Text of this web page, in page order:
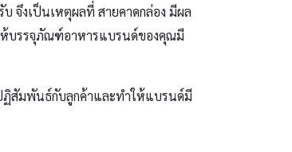
จึงเป็นเหตุผลที่ สายคาดกล่อง มีผล
ห้บรรจุภัณฑ์อาหารแบรนด์ของคุณมี
ฏิสัมพันธ์กับลูกค้าและทำให้แบรนด์มี